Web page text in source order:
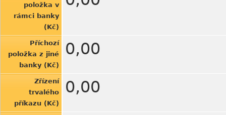
položka v
rámci banky
(Kč)
Příchozí
položka z jiné
banky (Kč)
0,00
Zřízení
trvalého
příkazu (Kč)
0,00